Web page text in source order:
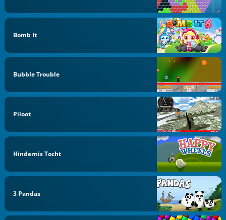
Bomb It
Bubble Trouble
Piloot
Hindernis Tocht
3 Pandas